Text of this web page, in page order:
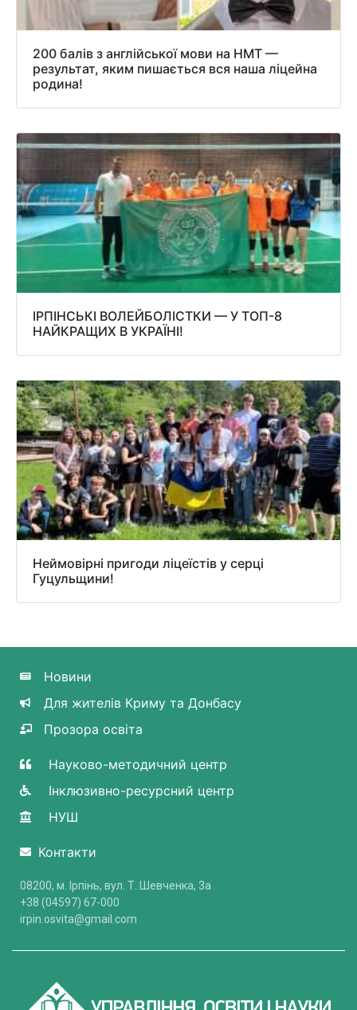
200 балів з англійської мови на НМТ —
результат, яким пишається вся наша ліцейна
родина!
ІРПІНСЬКІ ВОЛЕЙБОЛІСТКИ — У ТОП-8
НАЙКРАЩИХ В УКРАЇНІ!
Неймовірні пригоди ліцеїстів у серці
Гуцульщини!
Новини
Для жителів Криму та Донбасу
Прозора освіта
Науково-методичний центр
Інклюзивно-ресурсний центр
НУШ
Контакти
08200, м. Ірпінь, вул. Т. Шевченка, 3a
+38 (04597) 67-000
irpin.osvita@gmail.com